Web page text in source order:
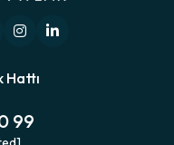
Hattı
99